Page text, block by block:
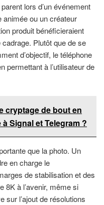
lors d’un événement
ou un créateur
produit bénéficieraient
Plutôt que de se
d’objectif, le téléphone
permettant à l’utilisateur de
cryptage de bout en
Signal et Telegram ?
que la photo. Un
en charge le
de stabilisation et des
8K à l’avenir, même si
sur l’ajout de résolutions